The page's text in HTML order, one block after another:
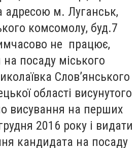
адресою м. Луганськ,
комсомолу, буд.7
не працює,
посаду міського
Слов’янського
області висунутого
висування на перших
2016 року і видати
кандидата на посаду